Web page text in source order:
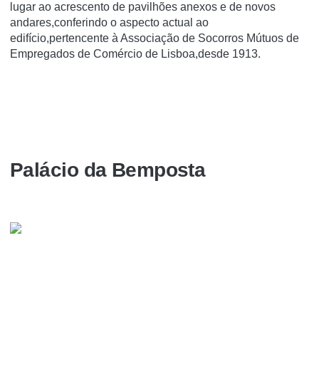
lugar ao acrescento de pavilhões anexos e de novos
andares,conferindo o aspecto actual ao
edifício,pertencente à Associação de Socorros Mútuos de
Empregados de Comércio de Lisboa,desde 1913.
Palácio da Bemposta